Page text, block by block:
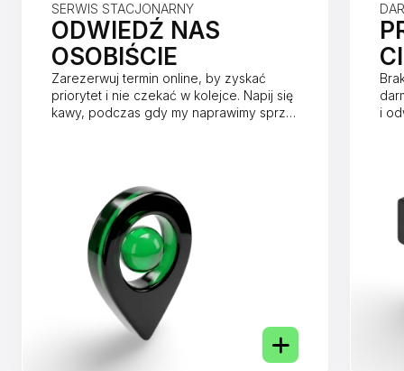
SERWIS STACJONARNY
ODWIEDŹ NAS
OSOBIŚCIE
Zarezerwuj termin online, by zyskać
priorytet i nie czekać w kolejce. Napij się
kawy, podczas gdy my naprawimy sprzęt
i